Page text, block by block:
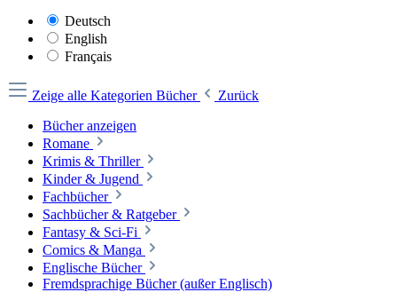
Deutsch
English
Français
Zeige alle Kategorien Bücher
Zurück
Bücher anzeigen
Romane
Krimis & Thriller
Kinder & Jugend
Fachbücher
Sachbücher & Ratgeber
Fantasy & Sci-Fi
Comics & Manga
Englische Bücher
Fremdsprachige Bücher (außer Englisch)